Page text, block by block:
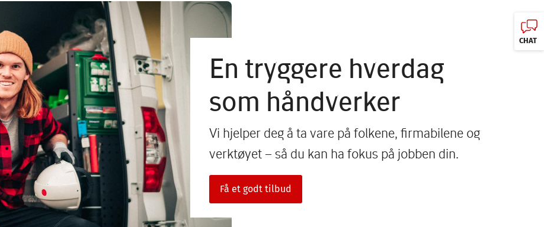
En tryggere hverdag
som håndverker
Vi hjelper deg å ta vare på folkene, firmabilene og
verktøyet – så du kan ha fokus på jobben din.
Få et godt tilbud
CHAT